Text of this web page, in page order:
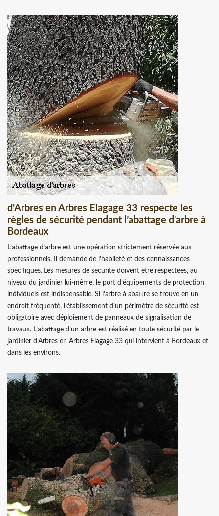
d'Arbres en Arbres Elagage 33 respecte les
règles de sécurité pendant l’abattage d’arbre à
Bordeaux
L’abattage d’arbre est une opération strictement réservée aux
professionnels. Il demande de l’habileté et des connaissances
spécifiques. Les mesures de sécurité doivent être respectées, au
niveau du jardinier lui-même, le port d’équipements de protection
individuels est indispensable. Si l’arbre à abattre se trouve en un
endroit fréquenté, l’établissement d’un périmètre de sécurité est
obligatoire avec déploiement de panneaux de signalisation de
travaux. L’abattage d’un arbre est réalisé en toute sécurité par le
jardinier d'Arbres en Arbres Elagage 33 qui intervient à Bordeaux et
dans les environs.